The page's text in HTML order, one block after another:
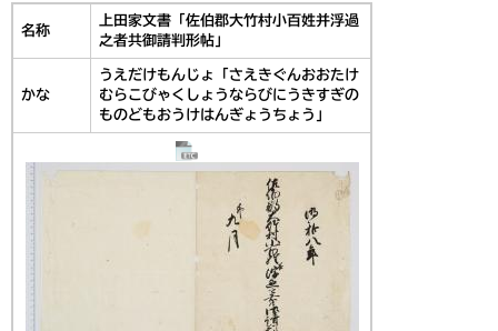
名称
上田家文書「佐伯郡大竹村小百姓并浮過
之者共御請判形帖」
かな
うえだけもんじょ「さえきぐんおおたけ
むらこびゃくしょうならびにうきすぎの
ものどもおうけはんぎょうちょう」